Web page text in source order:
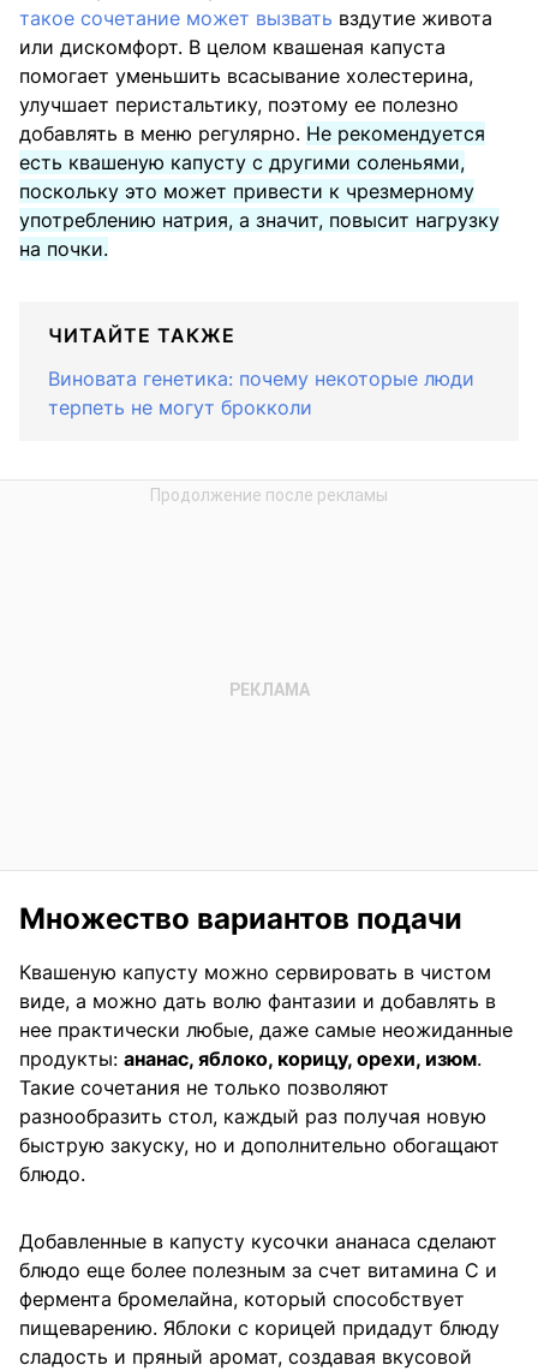
такое сочетание может вызвать вздутие живота
или дискомфорт. В целом квашеная капуста
помогает уменьшить всасывание холестерина,
улучшает перистальтику, поэтому ее полезно
добавлять в меню регулярно. Не рекомендуется
есть квашеную капусту с другими соленьями,
поскольку это может привести к чрезмерному
употреблению натрия, а значит, повысит нагрузку
на почки.
ЧИТАЙТЕ ТАКЖЕ
Виновата генетика: почему некоторые люди
терпеть не могут брокколи
Множество вариантов подачи
Квашеную капусту можно сервировать в чистом
виде, а можно дать волю фантазии и добавлять в
нее практически любые, даже самые неожиданные
продукты: ананас, яблоко, корицу, орехи, изюм.
Такие сочетания не только позволяют
разнообразить стол, каждый раз получая новую
быструю закуску, но и дополнительно обогащают
блюдо.
Добавленные в капусту кусочки ананаса сделают
блюдо еще более полезным за счет витамина С и
фермента бромелайна, который способствует
пищеварению. Яблоки с корицей придадут блюду
сладость и пряный аромат, создавая вкусовой